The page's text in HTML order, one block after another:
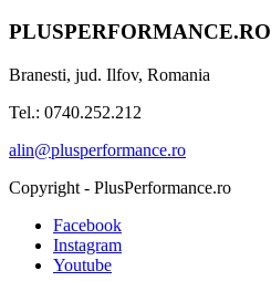
PLUSPERFORMANCE.RO
Branesti, jud. Ilfov, Romania
Tel.: 0740.252.212
alin@plusperformance.ro
Copyright - PlusPerformance.ro
Facebook
Instagram
Youtube